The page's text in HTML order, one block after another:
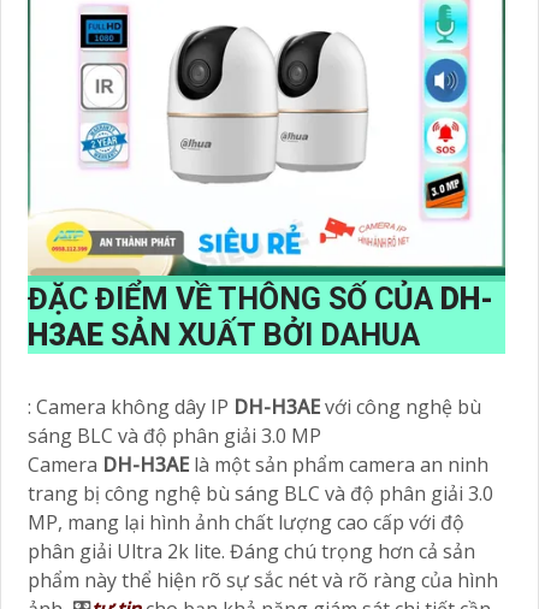
ĐẶC ĐIỂM VỀ THÔNG SỐ CỦA DH-
H3AE SẢN XUẤT BỞI DAHUA
: Camera không dây IP DH-H3AEvới công nghệ bù
sáng BLC và độ phân giải 3.0 MP
Camera DH-H3AE là một sản phẩm camera an ninh
trang bị công nghệ bù sáng BLC và độ phân giải 3.0
MP, mang lại hình ảnh chất lượng cao cấp với độ
phân giải Ultra 2k lite. Đáng chú trọng hơn cả sản
phẩm này thể hiện rõ sự sắc nét và rõ ràng của hình